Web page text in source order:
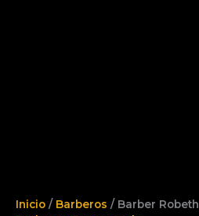
Inicio / Barberos / Barber Robeth